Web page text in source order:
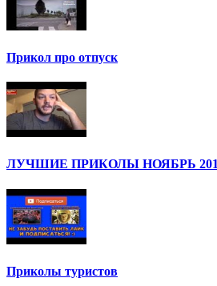
Прикол про отпуск
ЛУЧШИЕ ПРИКОЛЫ НОЯБРЬ
Приколы туристов